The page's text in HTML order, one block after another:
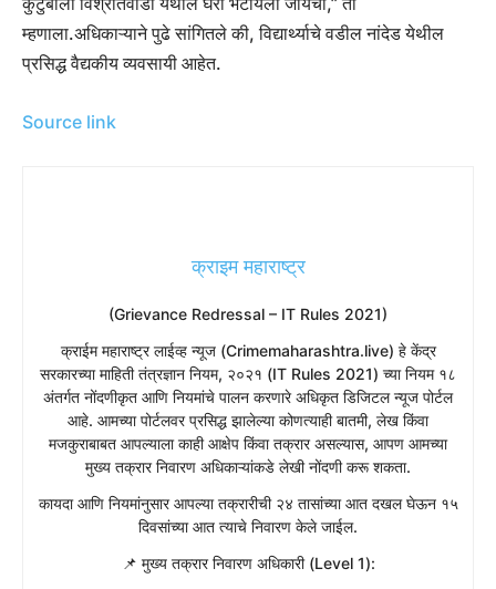
म्हणाला.अधिकाऱ्याने पुढे सांगितले की, विद्यार्थ्याचे वडील नांदेड येथील
प्रसिद्ध वैद्यकीय व्यवसायी आहेत.
Source link
क्राइम महाराष्ट्र
(Grievance Redressal – IT Rules 2021)
​क्राईम महाराष्ट्र लाईव्ह न्यूज (Crimemaharashtra.live) हे केंद्र
सरकारच्या माहिती तंत्रज्ञान नियम, २०२१ (IT Rules 2021) च्या नियम १८
अंतर्गत नोंदणीकृत आणि नियमांचे पालन करणारे अधिकृत डिजिटल न्यूज पोर्टल
आहे. आमच्या पोर्टलवर प्रसिद्ध झालेल्या कोणत्याही बातमी, लेख किंवा
मजकुराबाबत आपल्याला काही आक्षेप किंवा तक्रार असल्यास, आपण आमच्या
मुख्य तक्रार निवारण अधिकाऱ्यांकडे लेखी नोंदणी करू शकता.
​कायदा आणि नियमांनुसार आपल्या तक्रारीची २४ तासांच्या आत दखल घेऊन १५
दिवसांच्या आत त्याचे निवारण केले जाईल.
​📌 मुख्य तक्रार निवारण अधिकारी (Level 1):